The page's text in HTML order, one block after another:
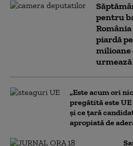
pentru
România
piardă
milioane
urmează
„Este acum ori
pregătită este
și ce țară
apropiată de